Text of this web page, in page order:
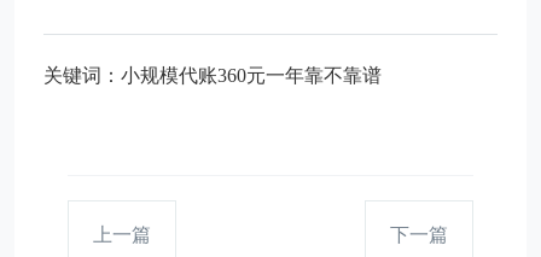
关键词：小规模代账360元一年靠不靠谱
上一篇 下一篇